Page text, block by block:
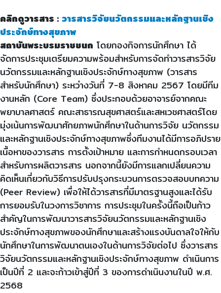
คลิกดูวารสาร : วารสารวิจัยนวัตกรรมและหลักฐานเชิง
ประจักษ์ทางสุขภาพ
สถาบันพระบรมราชชนก โดยกองกิจการนักศึกษา ได้
จัดการประชุมเตรียมความพร้อมสำหรับการจัดทำวารสารวิจัย
นวัตกรรมและหลักฐานเชิงประจักษ์ทางสุขภาพ (วารสาร
สำหรับนักศึกษา) ระหว่างวันที่ 7-8 สิงหาคม 2567 โดยมีทีม
งานหลัก (Core Team) ซึ่งประกอบด้วยอาจารย์จากคณะ
พยาบาลศาสตร์ คณะสาธารณสุขศาสตร์และสหเวชศาสตร์โดย
มุ่งเน้นการพัฒนาศักยภาพนักศึกษาในด้านการวิจัย นวัตกรรม
และหลักฐานเชิงประจักษ์ทางสุขภาพซึ่งทีมงานได้มีการอภิปราย
เนื้อหาของวารสาร การตั้งเป้าหมาย และการกำหนดกรอบเวลา
สำหรับการผลิตวารสาร นอกจากนี้ยังมีการแลกเปลี่ยนความ
คิดเห็นเกี่ยวกับวิธีการปรับปรุงกระบวนการตรวจสอบบทความ
(Peer Review) เพื่อให้ได้วารสารที่มีมาตรฐานสูงและได้รับ
การยอมรับในวงการวิชาการ การประชุมในครั้งนี้ถือเป็นก้าว
สำคัญในการพัฒนาวารสารวิจัยนวัตกรรมและหลักฐานเชิง
ประจักษ์ทางสุขภาพของนักศึกษาและสร้างแรงบันดาลใจให้กับ
นักศึกษาในการพัฒนาตนเองในด้านการวิจัยต่อไป ซึ่งวารสาร
วิจัยนวัตกรรมและหลักฐานเชิงประจักษ์ทางสุขภาพ ดำเนินการ
เป็นปีที่ 2 และจะก้าวเข้าสู่ปีที่ 3 ของการดำเนินงานในปี พ.ศ.
2568